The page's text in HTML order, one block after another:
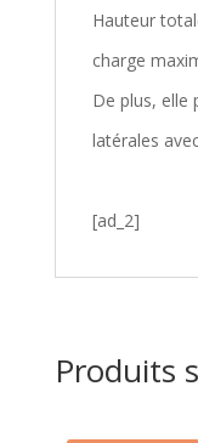
Hauteur
charge
De plus, elle
latérales
[ad_2]
Produits